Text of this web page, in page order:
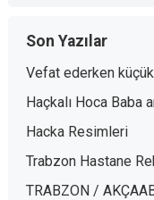
Son Yazılar
Vefat ederken
Haçkalı Hoca Baba
Hacka Resimleri
Trabzon Hastane
TRABZON /